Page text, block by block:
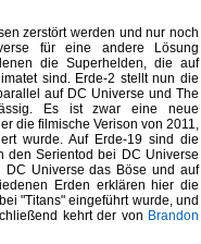
zerstört werden und nur noch
für eine andere Lösung
die Superhelden, die auf
sind. Erde-2 stellt nun die
auf DC Universe und The
Es ist zwar eine neue
die filmische Verison von 2011,
wurde. Auf Erde-19 sind die
den Serientod bei DC Universe
DC Universe das Böse und auf
Erden erklären hier die
"Titans" eingeführt wurde, und
kehrt der von Brandon